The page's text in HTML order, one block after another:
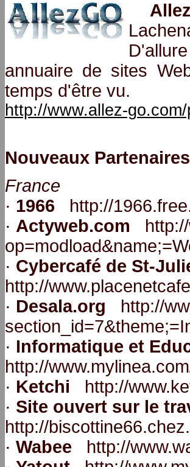
annuaire de sites
temps d'être vu.
http://www.allez-
Nouveaux
France
· 1966 http://
· Actyweb.com http://
· Cybercafé de St-
http://
· Desala.org http://
· Informatique et
http://
· Ketchi
http://
· Site ouvert sur le
http://
· Wabee http://